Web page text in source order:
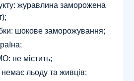
журавлина заморожена
шокове заморожування;
не містить;
немає льоду та живців;